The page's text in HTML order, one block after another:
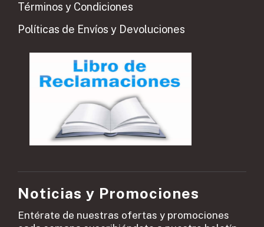
Términos y Condiciones
Políticas de Envíos y Devoluciones
Noticias y Promociones
Entérate de nuestras ofertas y promociones